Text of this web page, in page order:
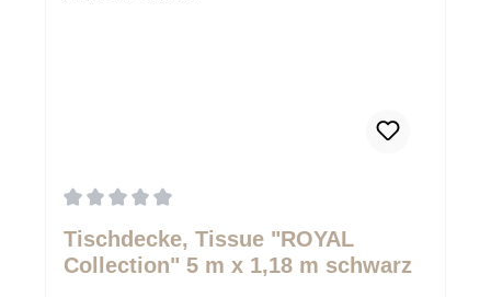
Tischdecke, Tissue "ROYAL
Collection" 5 m x 1,18 m schwarz